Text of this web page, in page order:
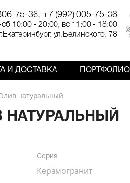
75-36, +7 (992) 005-75-36
сб 10:00 - 20:00, вс 11:00 - 18:00
г.Екатеринбург, ул.Белинского, 78
И ДОСТАВКА ПОРТФОЛИО
натуральный
НАТУРАЛЬНЫЙ
Серия
Керамогранит